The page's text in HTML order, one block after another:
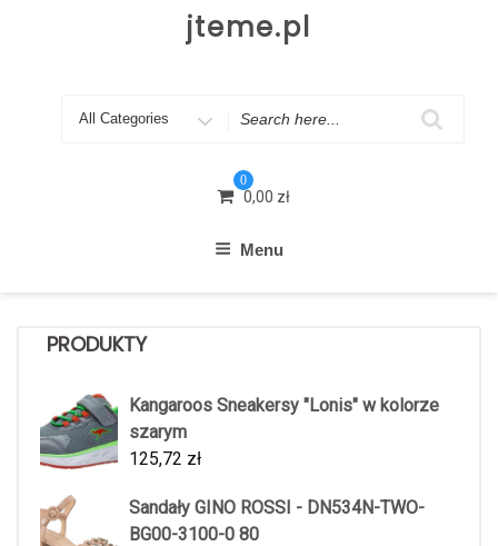
jteme.pl
Search
0
0,00 zł
Menu
PRODUKTY
Kangaroos Sneakersy "Lonis" w kolorze
szarym
125,72 zł
Sandały GINO ROSSI - DN534N-TWO-
BG00-3100-0 80